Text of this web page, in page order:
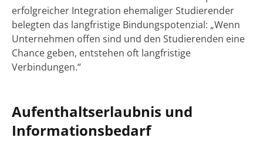
erfolgreicher Integration ehemaliger Studierender
belegten das langfristige Bindungspotenzial: „Wenn
Unternehmen offen sind und den Studierenden eine
Chance geben, entstehen oft langfristige
Verbindungen.“
Aufenthaltserlaubnis und
Informationsbedarf